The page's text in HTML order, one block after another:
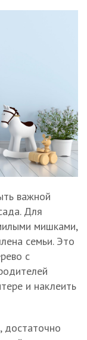
важной
Для
мишками,
семьи. Это
с
и наклеить